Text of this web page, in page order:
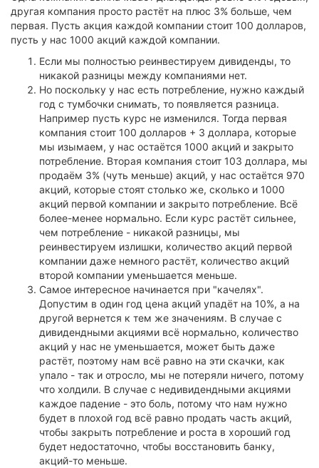
другая компания просто растёт на плюс 3% больше, чем
первая. Пусть акция каждой компании стоит 100 долларов,
пусть у нас 1000 акций каждой компании.
Если мы полностью реинвестируем дивиденды, то
никакой разницы между компаниями нет.
Но поскольку у нас есть потребление, нужно каждый
год с тумбочки снимать, то появляется разница.
Например пусть курс не изменился. Тогда первая
компания стоит 100 долларов + 3 доллара, которые
мы изымаем, у нас остаётся 1000 акций и закрыто
потребление. Вторая компания стоит 103 доллара, мы
продаём 3% (чуть меньше) акций, у нас остаётся 970
акций, которые стоят столько же, сколько и 1000
акций первой компании и закрыто потребление. Всё
более-менее нормально. Если курс растёт сильнее,
чем потребление - никакой разницы, мы
реинвестируем излишки, количество акций первой
компании даже немного растёт, количество акций
второй компании уменьшается меньше.
Самое интересное начинается при "качелях".
Допустим в один год цена акций упадёт на 10%, а на
другой вернется к тем же значениям. В случае с
дивидендными акциями всё нормально, количество
акций у нас не уменьшается, может быть даже
растёт, поэтому нам всё равно на эти скачки, как
упало - так и отросло, мы не потеряли ничего, потому
что холдили. В случае с недивидендными акциями
каждое падение - это боль, потому что нам нужно
будет в плохой год всё равно продать часть акций,
чтобы закрыть потребление и роста в хороший год
будет недостаточно, чтобы восстановить банку,
акций-то меньше.